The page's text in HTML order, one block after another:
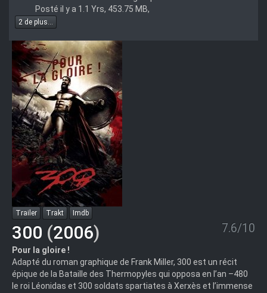
Dvdrip
DivX-
Posté il y a 1.1 Yrs, 453.75 MB,
2 de plus...
Trailer Trakt Imdb
300 (2006) 7.6/10
Pour la gloire !
Adapté du roman graphique de Frank Miller, 300 est un récit
épique de la Bataille des Thermopyles qui opposa en l’an –480
le roi Léonidas et 300 soldats spartiates à Xerxès et l’immense